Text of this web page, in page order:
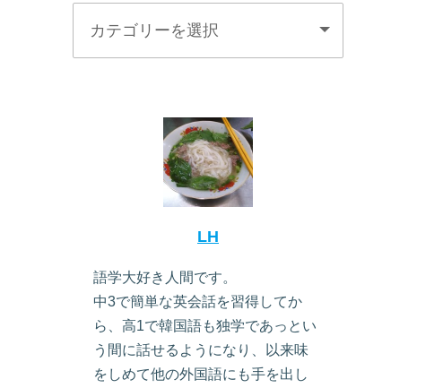
LH
語学大好き人間です。
中3で簡単な英会話を習得してか
ら、高1で韓国語も独学であっとい
う間に話せるようになり、以来味
をしめて他の外国語にも手を出し